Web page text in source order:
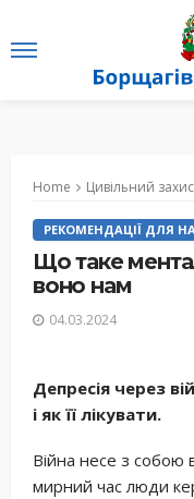
Home Цивільний
РЕКОМЕНДАЦІЇ ДЛЯ
Що таке
воно нам
04.03.2024
Депресія через
і як її лікувати.
Війна несе з
мирний час люди